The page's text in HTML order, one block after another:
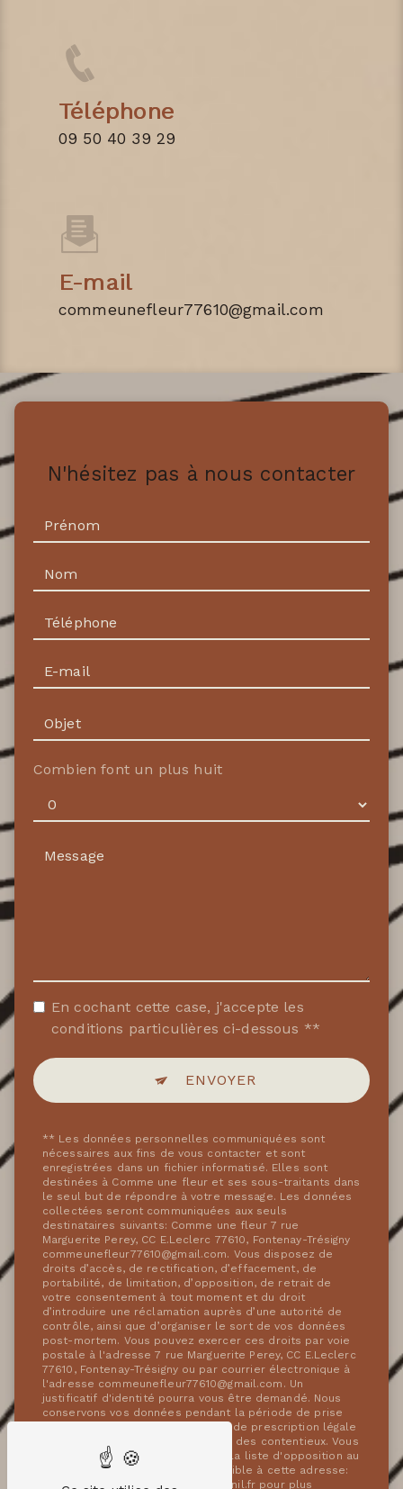
Téléphone
09 50 40 39 29
E-mail
commeunefleur77610@gmail.com
N'hésitez pas à nous contacter
Combien font un plus huit
En cochant cette case, j'accepte les
conditions particulières ci-dessous **
ENVOYER
** Les données personnelles communiquées sont
nécessaires aux fins de vous contacter et sont
enregistrées dans un fichier informatisé. Elles sont
destinées à Comme une fleur et ses sous-traitants dans
le seul but de répondre à votre message. Les données
collectées seront communiquées aux seuls
destinataires suivants: Comme une fleur 7 rue
Marguerite Perey, CC E.Leclerc 77610, Fontenay-Trésigny
commeunefleur77610@gmail.com. Vous disposez de
droits d’accès, de rectification, d’effacement, de
portabilité, de limitation, d’opposition, de retrait de
votre consentement à tout moment et du droit
d’introduire une réclamation auprès d’une autorité de
contrôle, ainsi que d’organiser le sort de vos données
post-mortem. Vous pouvez exercer ces droits par voie
postale à l'adresse 7 rue Marguerite Perey, CC E.Leclerc
77610, Fontenay-Trésigny ou par courrier électronique à
l'adresse commeunefleur77610@gmail.com. Un
justificatif d'identité pourra vous être demandé. Nous
conservons vos données pendant la période de prise
de contact puis pendant la durée de prescription légale
aux fins probatoires et de gestion des contentieux. Vous
avez le droit de vous inscrire sur la liste d'opposition au
démarchage téléphonique, disponible à cette adresse:
Bloctel.gouv.fr . Consultez le site cnil.fr pour plus